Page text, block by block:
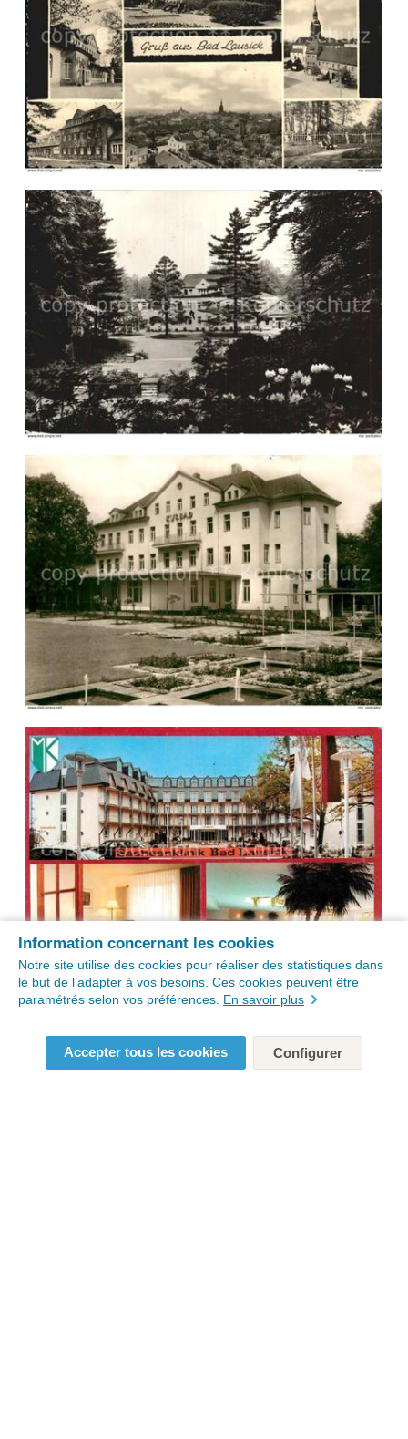
Information concernant les cookies
Notre site utilise des cookies pour réaliser des statistiques dans
le but de l’adapter à vos besoins. Ces cookies peuvent être
paramétrés selon vos préférences. En savoir plus
Accepter tous les cookies Configurer